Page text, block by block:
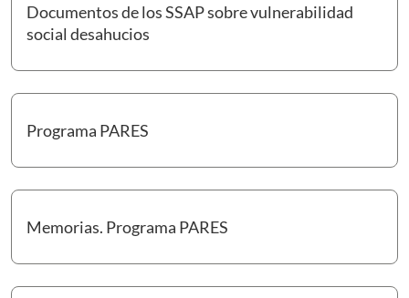
Documentos de los SSAP sobre vulnerabilidad
social desahucios
Ir a Documentos de los SSAP sobre vulnerabilidad social
Programa PARES
Ir a Programa PARES
Memorias. Programa PARES
Ir a Memorias. Programa PARES